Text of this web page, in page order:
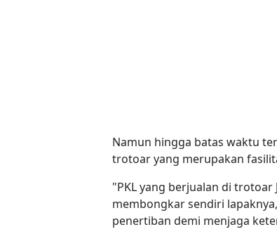
Namun hingga batas waktu
trotoar yang merupakan
"PKL yang berjualan di
membongkar sendiri
penertiban demi menjaga